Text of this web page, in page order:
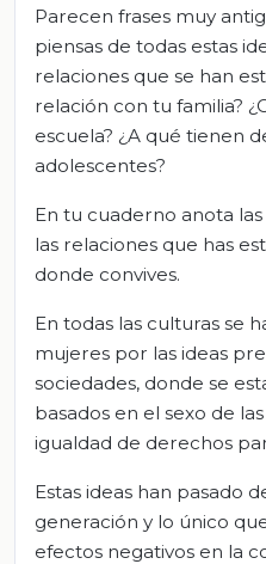
Parecen frases muy
piensas de todas estas
relaciones que se han
relación con tu familia?
escuela? ¿A qué tienen
adolescentes?
En tu cuaderno anota
las relaciones que has
donde convives.
En todas las culturas se
mujeres por las ideas
sociedades, donde se
basados en el sexo de
igualdad de derechos
Estas ideas han pasado
generación y lo único
efectos negativos en la